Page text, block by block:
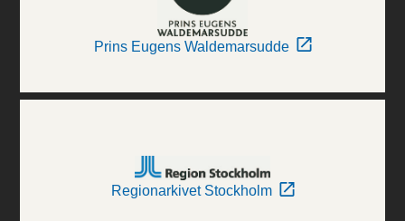
Prins Eugens Waldemarsudde
Regionarkivet Stockholm